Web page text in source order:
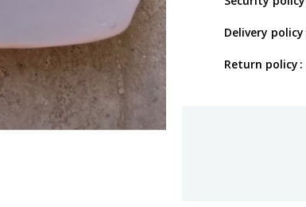
Delivery policy
Return policy